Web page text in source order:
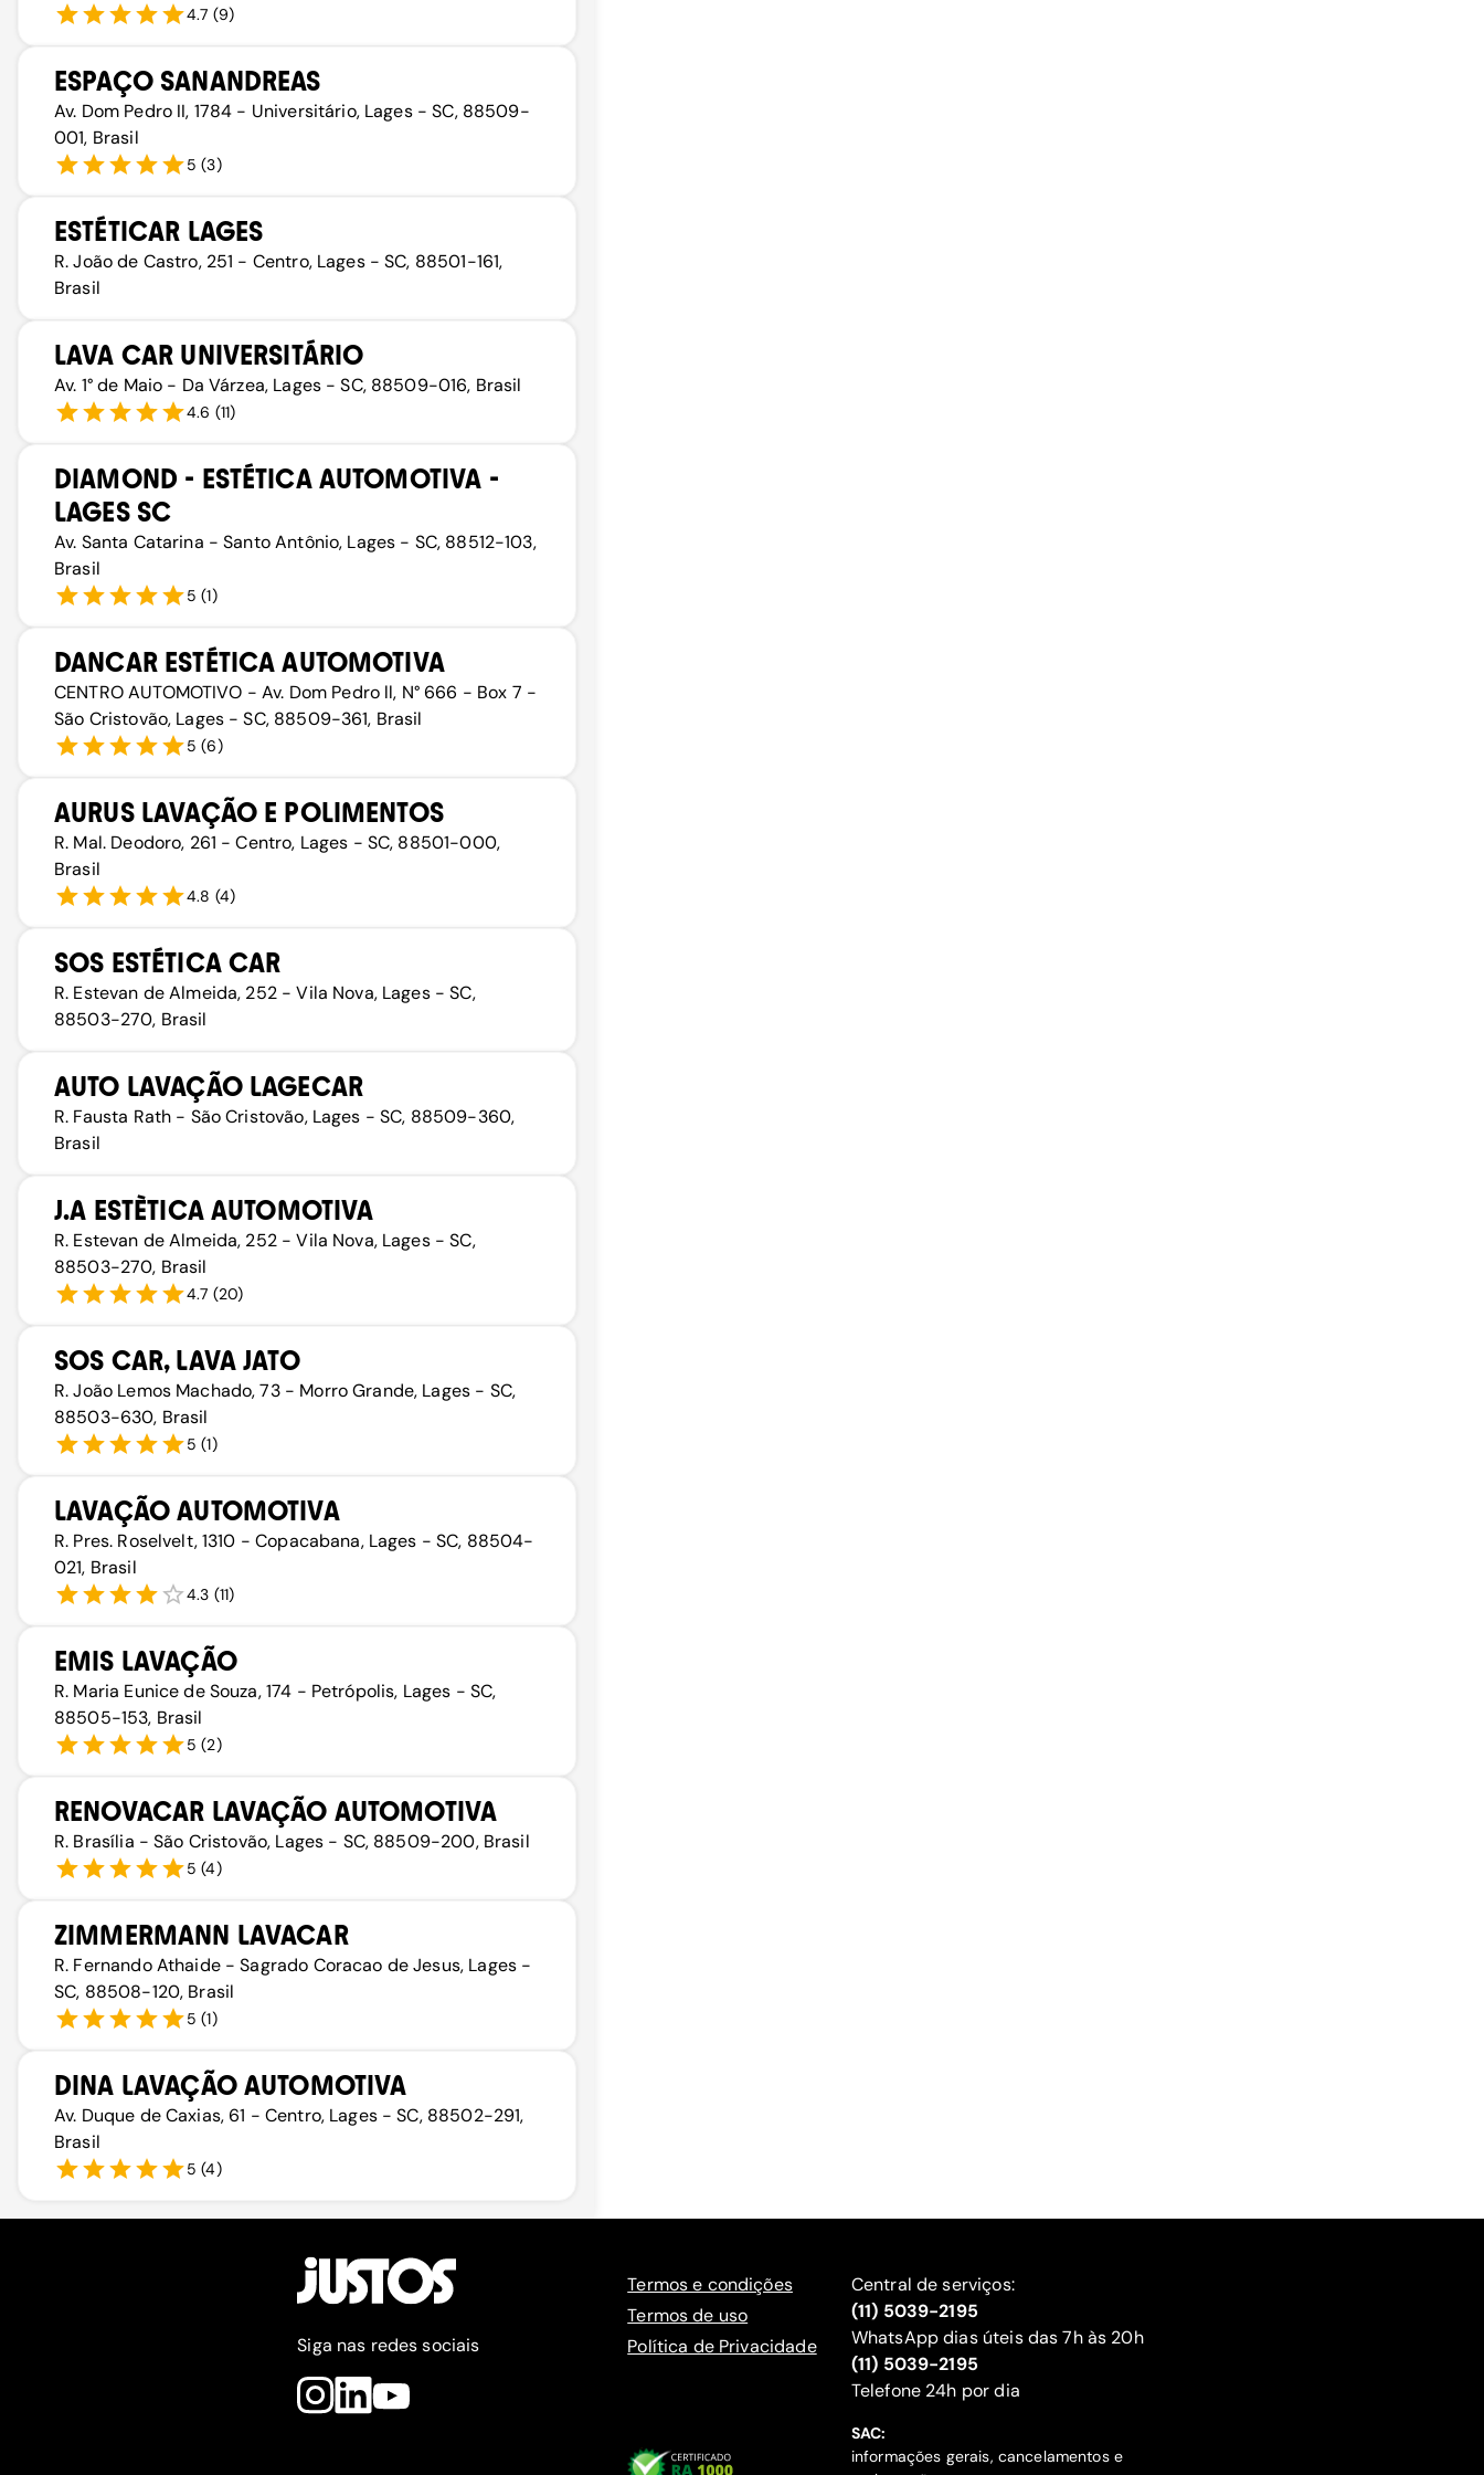
4.7 (9)
ESPAÇO SANANDREAS
Av. Dom Pedro II, 1784 - Universitário, Lages - SC, 88509-
001, Brasil
5 (3)
ESTÉTICAR LAGES
R. João de Castro, 251 - Centro, Lages - SC, 88501-161,
Brasil
LAVA CAR UNIVERSITÁRIO
Av. 1° de Maio - Da Várzea, Lages - SC, 88509-016, Brasil
4.6 (11)
DIAMOND - ESTÉTICA AUTOMOTIVA -
LAGES SC
Av. Santa Catarina - Santo Antônio, Lages - SC, 88512-103,
Brasil
5 (1)
DANCAR ESTÉTICA AUTOMOTIVA
CENTRO AUTOMOTIVO - Av. Dom Pedro ll, N° 666 - Box 7 -
São Cristovão, Lages - SC, 88509-361, Brasil
5 (6)
AURUS LAVAÇÃO E POLIMENTOS
R. Mal. Deodoro, 261 - Centro, Lages - SC, 88501-000,
Brasil
4.8 (4)
SOS ESTÉTICA CAR
R. Estevan de Almeida, 252 - Vila Nova, Lages - SC,
88503-270, Brasil
AUTO LAVAÇÃO LAGECAR
R. Fausta Rath - São Cristovão, Lages - SC, 88509-360,
Brasil
J.A ESTÈTICA AUTOMOTIVA
R. Estevan de Almeida, 252 - Vila Nova, Lages - SC,
88503-270, Brasil
4.7 (20)
SOS CAR, LAVA JATO
R. João Lemos Machado, 73 - Morro Grande, Lages - SC,
88503-630, Brasil
5 (1)
LAVAÇÃO AUTOMOTIVA
R. Pres. Roselvelt, 1310 - Copacabana, Lages - SC, 88504-
021, Brasil
4.3 (11)
EMIS LAVAÇÃO
R. Maria Eunice de Souza, 174 - Petrópolis, Lages - SC,
88505-153, Brasil
5 (2)
RENOVACAR LAVAÇÃO AUTOMOTIVA
R. Brasília - São Cristovão, Lages - SC, 88509-200, Brasil
5 (4)
ZIMMERMANN LAVACAR
R. Fernando Athaide - Sagrado Coracao de Jesus, Lages -
SC, 88508-120, Brasil
5 (1)
DINA LAVAÇÃO AUTOMOTIVA
Av. Duque de Caxias, 61 - Centro, Lages - SC, 88502-291,
Brasil
5 (4)
Siga nas redes sociais
Termos e condições
Termos de uso
Política de Privacidade
Central de serviços:
(11) 5039-2195
WhatsApp dias úteis das 7h às 20h
(11) 5039-2195
‍Telefone 24h por dia
SAC:
informações gerais, cancelamentos e